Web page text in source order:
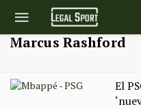
Marcus Rashford
El